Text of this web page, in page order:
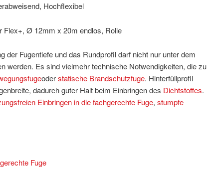
Hochflexibel
Flex+, Ø 12mm x 20m endlos, Rolle
der Fugentiefe und das Rundprofil darf nicht nur unter dem
werden. Es sind vielmehr technische Notwendigkeiten, die zu
oderstatische Brandschutzfuge. Hinterfüllprofil
dadurch guter Halt beim Einbringen des Dichtstoffes.
Einbringen in die fachgerechte Fuge, stumpfe
Fuge